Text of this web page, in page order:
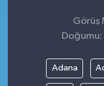
Görüş
Doğumu:
Adana